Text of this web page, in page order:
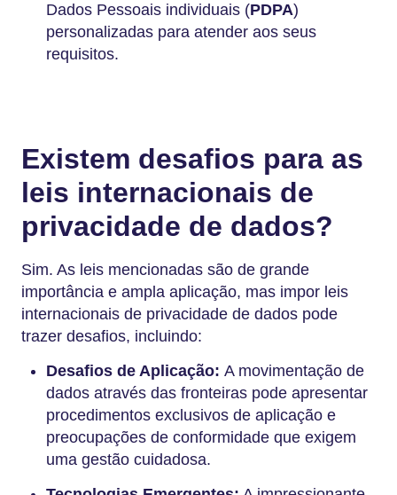
Dados Pessoais individuais (PDPA)
personalizadas para atender aos seus
requisitos.
Existem desafios para as
leis internacionais de
privacidade de dados?
Sim. As leis mencionadas são de grande
importância e ampla aplicação, mas impor leis
internacionais de privacidade de dados pode
trazer desafios, incluindo:
Desafios de Aplicação: A movimentação de
dados através das fronteiras pode apresentar
procedimentos exclusivos de aplicação e
preocupações de conformidade que exigem
uma gestão cuidadosa.